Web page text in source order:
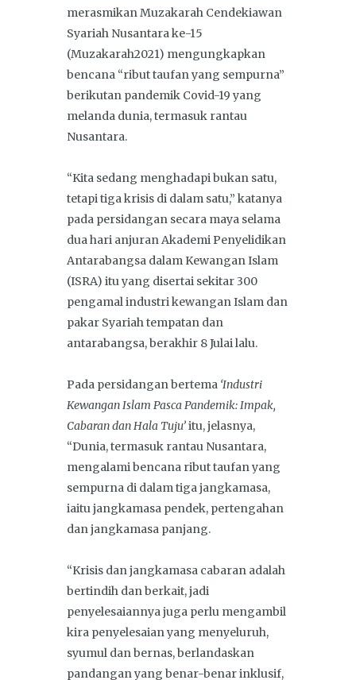
merasmikan Muzakarah Cendekiawan
Syariah Nusantara ke-15
(Muzakarah2021) mengungkapkan
bencana “ribut taufan yang sempurna”
berikutan pandemik Covid-19 yang
melanda dunia, termasuk rantau
Nusantara.
“Kita sedang menghadapi bukan satu,
tetapi tiga krisis di dalam satu,” katanya
pada persidangan secara maya selama
dua hari anjuran Akademi Penyelidikan
Antarabangsa dalam Kewangan Islam
(ISRA) itu yang disertai sekitar 300
pengamal industri kewangan Islam dan
pakar Syariah tempatan dan
antarabangsa, berakhir 8 Julai lalu.
Pada persidangan bertema ‘Industri
Kewangan Islam Pasca Pandemik: Impak,
Cabaran dan Hala Tuju’itu, jelasnya,
“Dunia, termasuk rantau Nusantara,
mengalami bencana ribut taufan yang
sempurna di dalam tiga jangkamasa,
iaitu jangkamasa pendek, pertengahan
dan jangkamasa panjang.
“Krisis dan jangkamasa cabaran adalah
bertindih dan berkait, jadi
penyelesaiannya juga perlu mengambil
kira penyelesaian yang menyeluruh,
syumul dan bernas, berlandaskan
pandangan yang benar-benar inklusif,